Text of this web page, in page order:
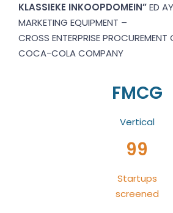
KLASSIEKE INKOOPDOMEIN”ED
MARKETING EQUIPMENT –
CROSS ENTERPRISE PROCUREMENT
COCA-COLA COMPANY
FMCG
Vertical
99
Startups
screened